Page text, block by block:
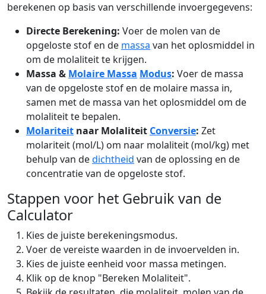
berekenen op basis van verschillende invoergegevens:
Directe Berekening: Voer de molen van de
opgeloste stof en de massa van het oplosmiddel in
om de molaliteit te krijgen.
Massa & Molaire Massa Modus: Voer de massa
van de opgeloste stof en de molaire massa in,
samen met de massa van het oplosmiddel om de
molaliteit te bepalen.
Molariteit naar Molaliteit Conversie: Zet
molariteit (mol/L) om naar molaliteit (mol/kg) met
behulp van dedichtheid van de oplossing en de
concentratie van de opgeloste stof.
Stappen voor het Gebruik van de
Calculator
Kies de juiste berekeningsmodus.
Voer de vereiste waarden in de invoervelden in.
Kies de juiste eenheid voor massa metingen.
Klik op de knop "Bereken Molaliteit".